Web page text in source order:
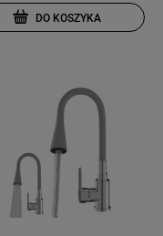
DO KOSZYKA